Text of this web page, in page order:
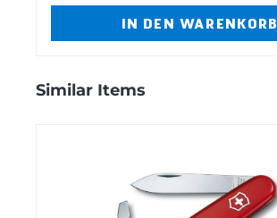
IN DEN WARENKORB
Produktgalerie überspringen
Similar Items